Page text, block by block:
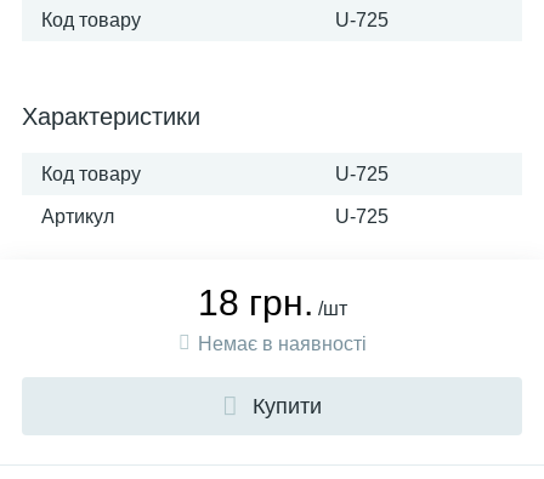
Код товару U-725
Характеристики
Код товару U-725
Артикул U-725
18 грн. /шт
Немає в наявності
Купити